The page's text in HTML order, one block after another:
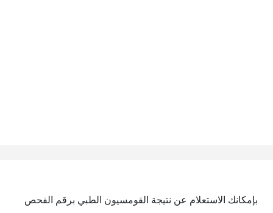
بإمكانك الاستعلام عن نتيجة القومسيون الطبي برقم الفحص